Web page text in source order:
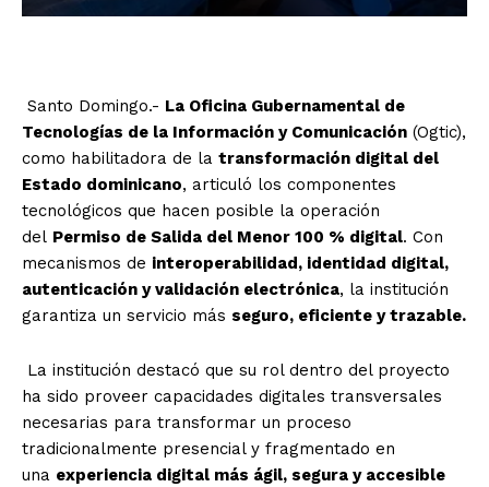
Santo Domingo.- La Oficina Gubernamental de
Tecnologías de la Información y Comunicación (Ogtic),
como habilitadora de la transformación digital del
Estado dominicano, articuló los componentes
tecnológicos que hacen posible la operación
del Permiso de Salida del Menor 100 % digital. Con
mecanismos de interoperabilidad, identidad digital,
autenticación y validación electrónica, la institución
garantiza un servicio más seguro, eficiente y trazable.
La institución destacó que su rol dentro del proyecto
ha sido proveer capacidades digitales transversales
necesarias para transformar un proceso
tradicionalmente presencial y fragmentado en
una experiencia digital más ágil, segura y accesible